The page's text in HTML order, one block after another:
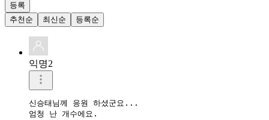
등록
추천순
최신순 등록순
익명2
신승태님께 응원 하셨군요...
엄청 난 개수에요.